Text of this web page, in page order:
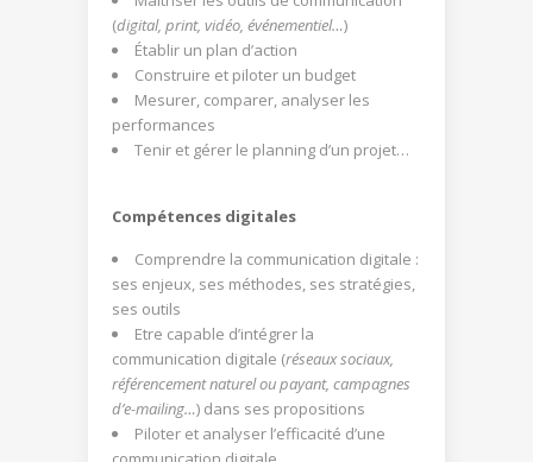
(digital, print, vidéo, événementiel…)
Établir un plan d’action
Construire et piloter un budget
Mesurer, comparer, analyser les
performances
Tenir et gérer le planning d’un projet…
Compétences digitales
Comprendre la communication digitale :
ses enjeux, ses méthodes, ses stratégies,
ses outils
Etre capable d’intégrer la
communication digitale (réseaux sociaux,
référencement naturel ou payant, campagnes
d’e-mailing…) dans ses propositions
Piloter et analyser l’efficacité d’une